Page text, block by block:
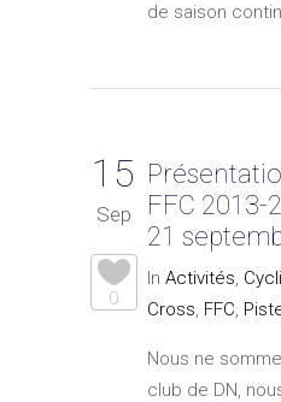
de saison
15
Sep
0
FFC 2013-
21
In Activités,
Cross, FFC,
Nous ne
club de DN,